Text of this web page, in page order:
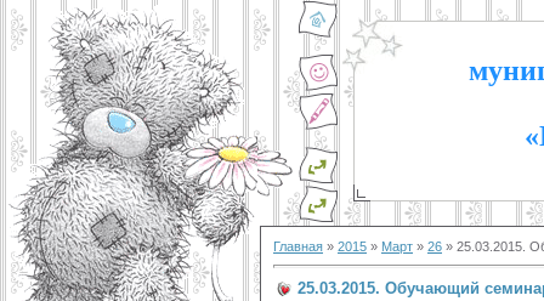
Главная » 2015 » Март » 26 » 25.03.2015.
25.03.2015. Обучающий